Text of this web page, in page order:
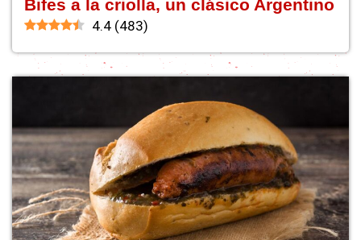
Bifes a la criolla, un clásico Argentino
4.4 (483)